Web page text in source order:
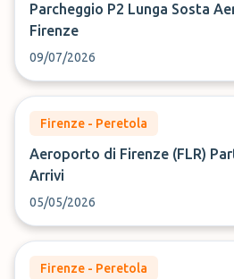
Parcheggio P2 Lunga Sosta
Firenze
09/07/2026
Firenze - Peretola
Aeroporto di Firenze (FLR)
Arrivi
05/05/2026
Firenze - Peretola